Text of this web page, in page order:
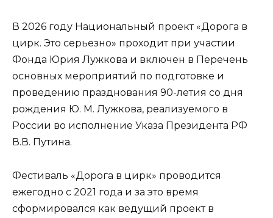
В 2026 году Национальный проект «Дорога в
цирк. Это серьезно» проходит при участии
Фонда Юрия Лужкова и включен в Перечень
основных мероприятий по подготовке и
проведению празднования 90-летия со дня
рождения Ю. М. Лужкова, реализуемого в
России во исполнение Указа Президента РФ
В.В. Путина.
Фестиваль «Дорога в цирк» проводится
ежегодно с 2021 года и за это время
сформировался как ведущий проект в